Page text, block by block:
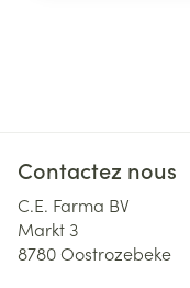
Contactez nous
C.E. Farma BV
Markt 3
8780Oostrozebeke